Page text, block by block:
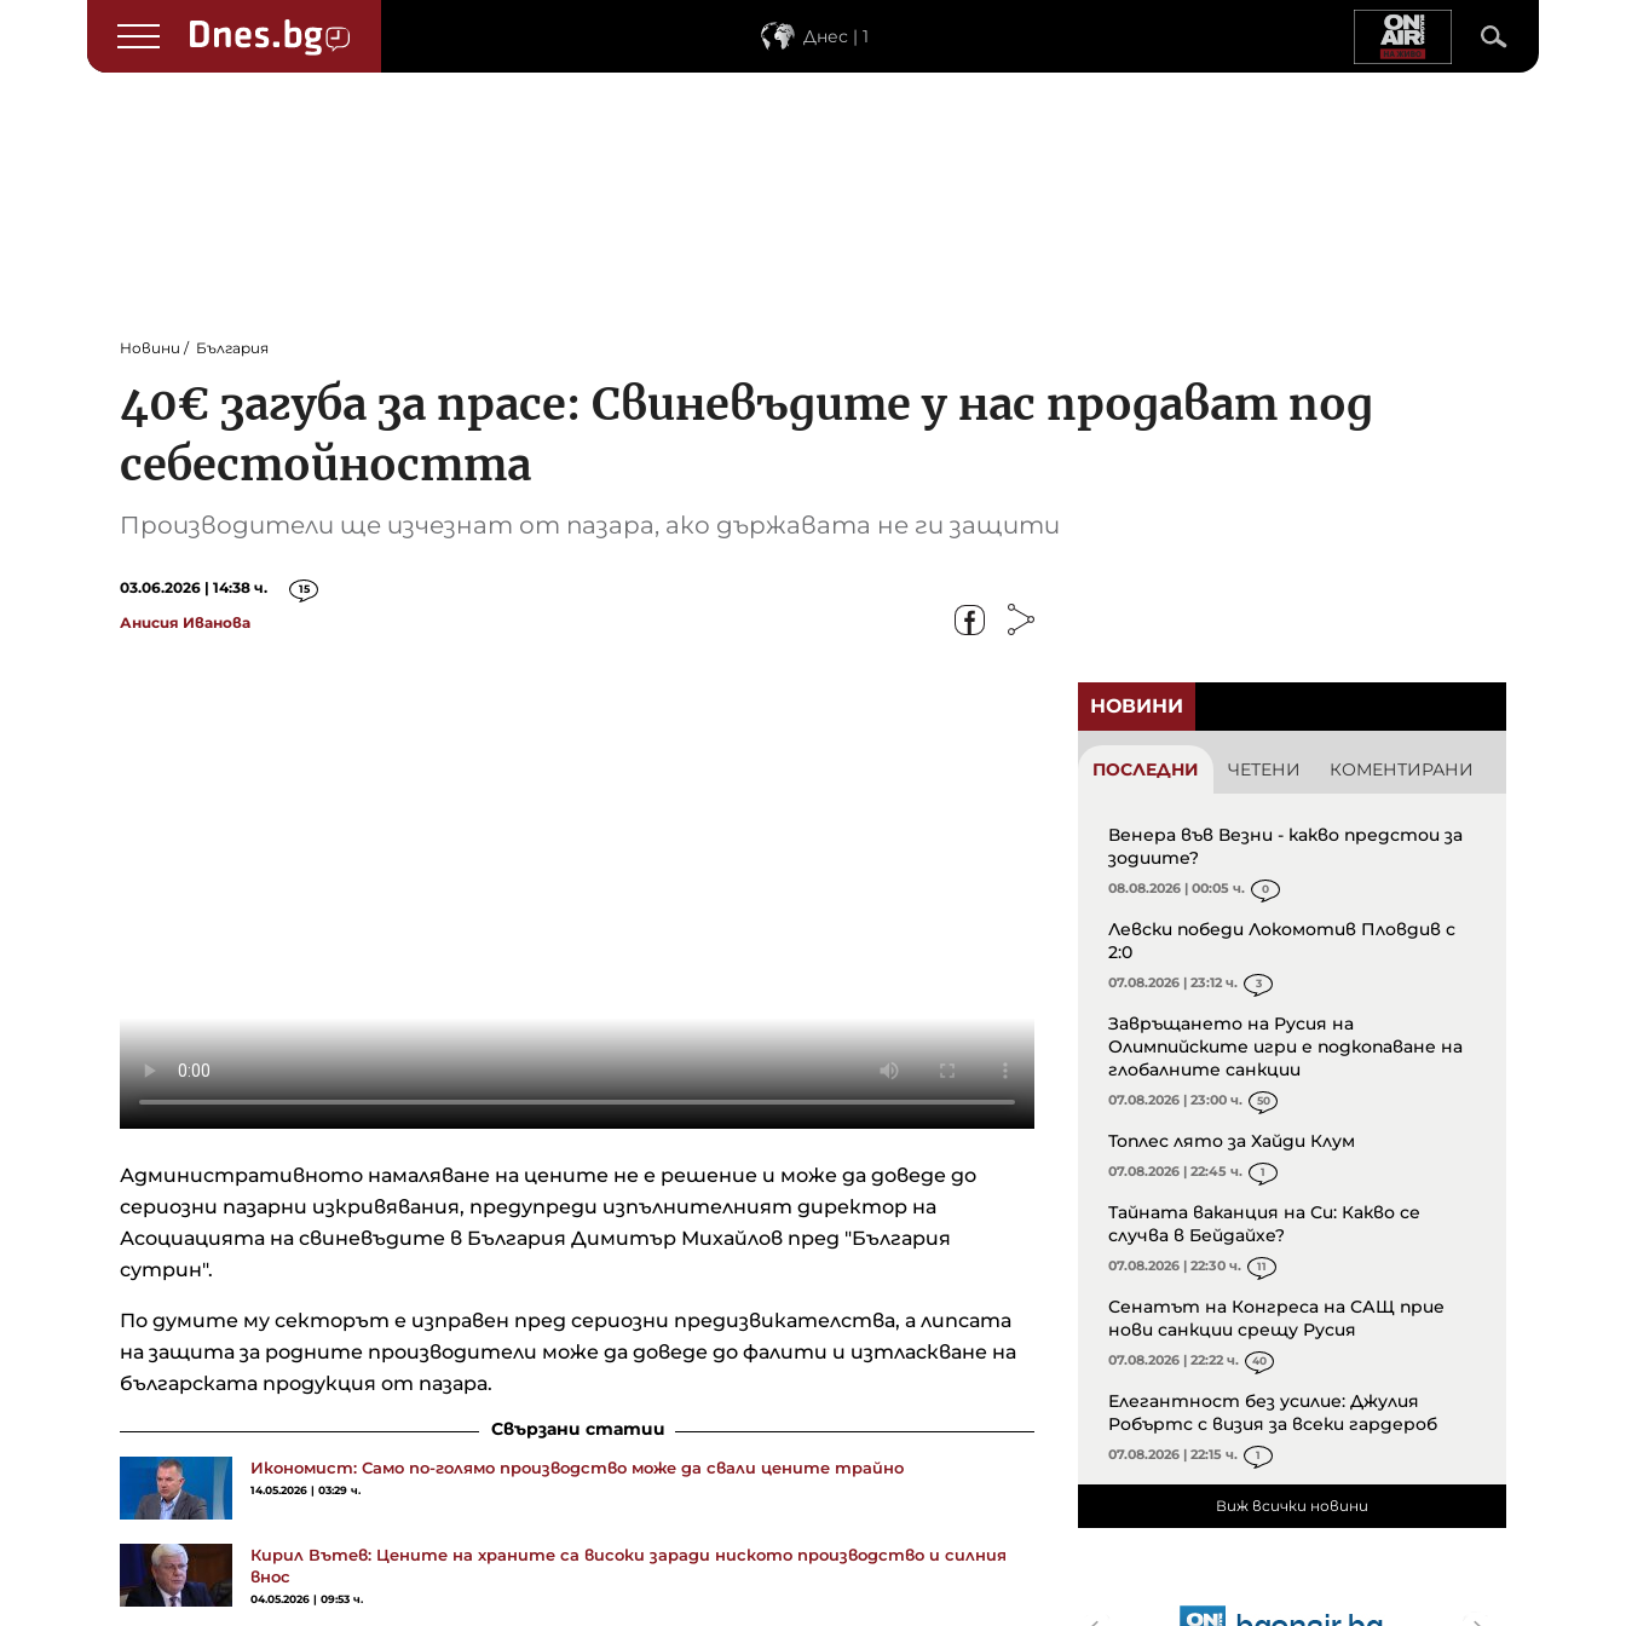
Днес | 1
Новини България
40€ загуба за прасе: Свиневъдите у нас продават под
себестойността
Производители ще изчезнат от пазара, ако държавата не ги защити
03.06.2026 | 14:38 ч. 15
Анисия Иванова
Административното намаляване на цените не е решение и може да доведе до
сериозни пазарни изкривявания, предупреди изпълнителният директор на
Асоциацията на свиневъдите в България Димитър Михайлов пред "България
сутрин".
По думите му секторът е изправен пред сериозни предизвикателства, а липсата
на защита за родните производители може да доведе до фалити и изтласкване на
българската продукция от пазара.
Свързани статии
Икономист: Само по-голямо производство може да свали цените трайно
14.05.2026 | 03:29 ч.
Кирил Вътев: Цените на храните са високи заради ниското производство и силния
внос
04.05.2026 | 09:53 ч.
НОВИНИ
ПОСЛЕДНИ ЧЕТЕНИ КОМЕНТИРАНИ
Венера във Везни - какво предстои за
зодиите?
08.08.2026 | 00:05 ч. 0
Левски победи Локомотив Пловдив с
2:0
07.08.2026 | 23:12 ч. 3
Завръщането на Русия на
Олимпийските игри е подкопаване на
глобалните санкции
07.08.2026 | 23:00 ч. 50
Топлес лято за Хайди Клум
07.08.2026 | 22:45 ч. 1
Тайната ваканция на Си: Какво се
случва в Бейдайхе?
07.08.2026 | 22:30 ч. 11
Сенатът на Конгреса на САЩ прие
нови санкции срещу Русия
07.08.2026 | 22:22 ч. 40
Елегантност без усилие: Джулия
Робъртс с визия за всеки гардероб
07.08.2026 | 22:15 ч. 1
Виж всички новини